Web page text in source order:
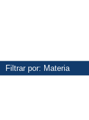
Filtrar por: Materia